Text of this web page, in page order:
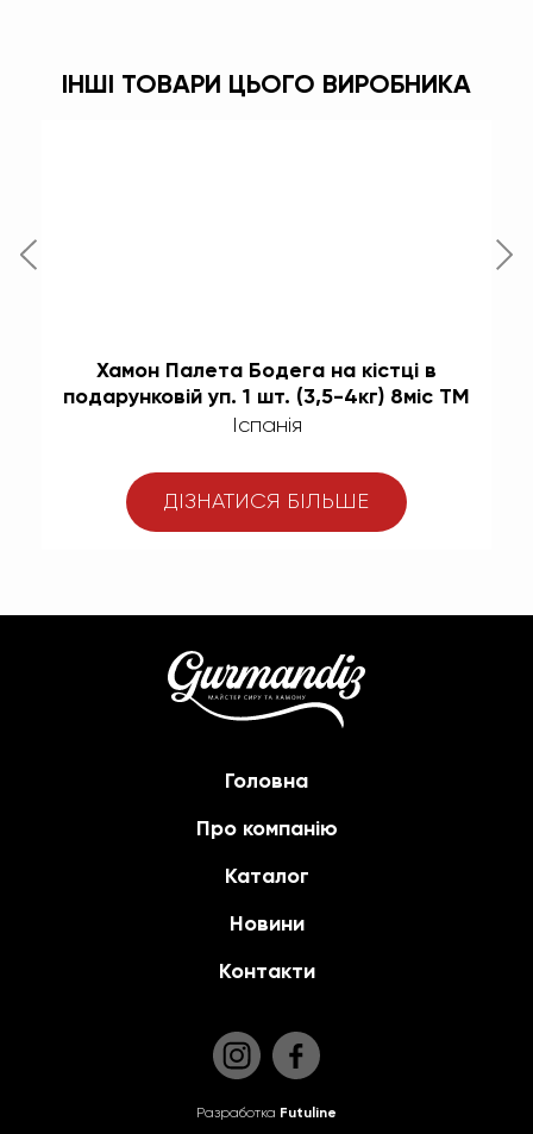
ІНШІ ТОВАРИ ЦЬОГО ВИРОБНИКА
Хамон Палета Бодега на кістці в
подарунковій уп. 1 шт. (3,5-4кг) 8міс TM
Espana
Іспанія
ДІЗНАТИСЯ БІЛЬШЕ
Головна
Про компанію
Каталог
Новини
Контакти
Разработка Futuline